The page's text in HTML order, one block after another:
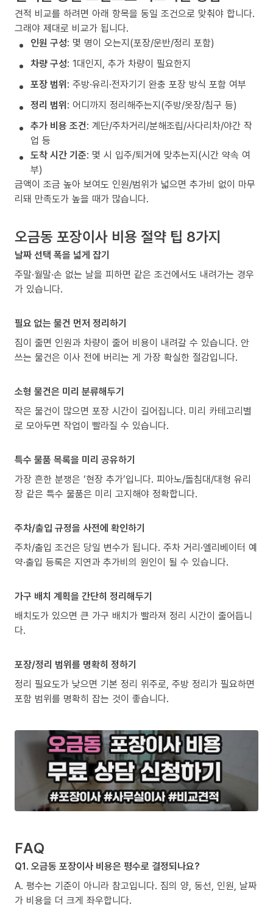
견적 비교를 하려면 아래 항목을 동일 조건으로 맞춰야 합니다.
그래야 제대로 비교가 됩니다.
인원 구성: 몇 명이 오는지(포장/운반/정리 포함)
차량 구성: 1대인지, 추가 차량이 필요한지
포장 범위: 주방·유리·전자기기 완충 포장 방식 포함 여부
정리 범위: 어디까지 정리해주는지(주방/옷장/침구 등)
추가 비용 조건: 계단/주차거리/분해조립/사다리차/야간 작
업 등
도착 시간 기준: 몇 시 입주/퇴거에 맞추는지(시간 약속 여
부)
금액이 조금 높아 보여도 인원/범위가 넓으면 추가비 없이 마무
리돼 만족도가 높을 때가 많습니다.
오금동 포장이사 비용 절약 팁 8가지
날짜 선택 폭을 넓게 잡기
주말·월말·손 없는 날을 피하면 같은 조건에서도 내려가는 경우
가 있습니다.
필요 없는 물건 먼저 정리하기
짐이 줄면 인원과 차량이 줄어 비용이 내려갈 수 있습니다. 안
쓰는 물건은 이사 전에 버리는 게 가장 확실한 절감입니다.
소형 물건은 미리 분류해두기
작은 물건이 많으면 포장 시간이 길어집니다. 미리 카테고리별
로 모아두면 작업이 빨라질 수 있습니다.
특수 물품 목록을 미리 공유하기
가장 흔한 분쟁은 ‘현장 추가’입니다. 피아노/돌침대/대형 유리
장 같은 특수 물품은 미리 고지해야 정확합니다.
주차/출입 규정을 사전에 확인하기
주차/출입 조건은 당일 변수가 됩니다. 주차 거리·엘리베이터 예
약·출입 등록은 지연과 추가비의 원인이 될 수 있습니다.
가구 배치 계획을 간단히 정리해두기
배치도가 있으면 큰 가구 배치가 빨라져 정리 시간이 줄어듭니
다.
포장/정리 범위를 명확히 정하기
정리 필요도가 낮으면 기본 정리 위주로, 주방 정리가 필요하면
포함 범위를 명확히 잡는 것이 좋습니다.
FAQ
Q1. 오금동 포장이사 비용은 평수로 결정되나요?
A. 평수는 기준이 아니라 참고입니다. 짐의 양, 동선, 인원, 날짜
가 비용을 더 크게 좌우합니다.